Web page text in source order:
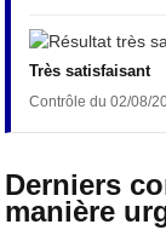
Très satisfaisant
Contrôle du 02/08/
Derniers
manière